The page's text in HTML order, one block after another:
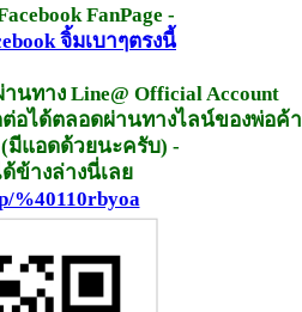
FanPage -
จิ้มเบาๆตรงนี้
ทาง Line@ Official Account
อได้ตลอดผ่านทางไลน์ของพ่อค้า
(มีแอดด้วยนะครับ) -
ข้างล่างนี่เลย
%40110rbyoa